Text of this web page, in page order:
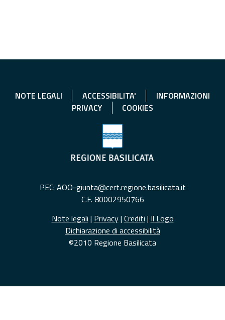
NOTE LEGALI ACCESSIBILITA'
INFORMAZIONI
PRIVACY
COOKIES
PEC: AOO-giunta@cert.regione.basilicata.it
C.F. 80002950766
Note legali | Privacy| Crediti | Il Logo
Dichiarazione di accessibilità
©2010 Regione Basilicata